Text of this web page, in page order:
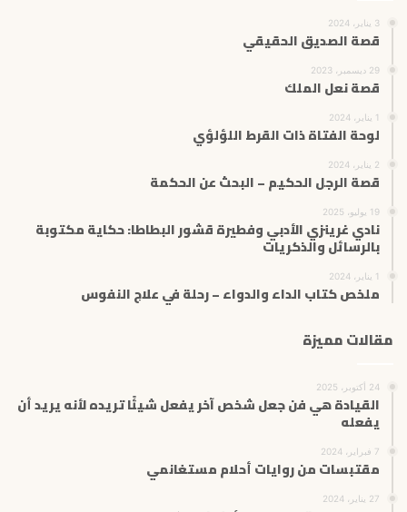
3 يناير، 2024
قصة الصديق الحقيقي
29 ديسمبر، 2023
قصة نعل الملك
1 يناير، 2024
لوحة الفتاة ذات القرط اللؤلؤي
2 يناير، 2024
قصة الرجل الحكيم – البحث عن الحكمة
19 يوليو، 2025
نادي غرينزي الأدبي وفطيرة قشور البطاطا: حكاية مكتوبة
بالرسائل والذكريات
1 يناير، 2024
ملخص كتاب الداء والدواء – رحلة في علاج النفوس
مقالات مميزة
24 أكتوبر، 2025
القيادة هي فن جعل شخص آخر يفعل شيئًا تريده لأنه يريد أن
يفعله
7 فبراير، 2024
مقتبسات من روايات أحلام مستغانمي
27 يناير، 2024